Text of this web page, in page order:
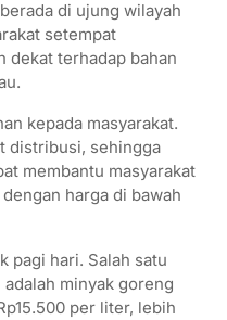
di ujung wilayah
setempat
dekat terhadap bahan
kepada masyarakat.
distribusi, sehingga
membantu masyarakat
harga di bawah
pagi hari. Salah satu
minyak goreng
per liter, lebih